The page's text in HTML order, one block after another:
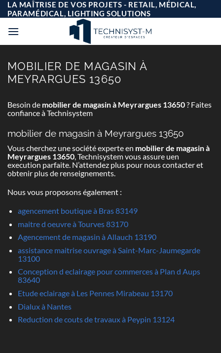
Passer
au
contenu
LA MAÎTRISE DE VOS PROJETS - RETAIL, MÉDICAL,
PARAMÉDICAL, LIGHTING SOLUTIONS
MOBILIER DE MAGASIN À
MEYRARGUES 13650
Besoin de mobilier de magasin à Meyrargues 13650? Faites
confiance à Technisystem
mobilier de magasin à Meyrargues 13650
Vous cherchez une société experte en mobilier de magasin à
Meyrargues 13650, Technisystem vous assure uen
execution parfaite. N’attendez plus pour nous contacter et
obtenir plus de renseignements.
Nous vous proposons également :
agencement boutique à Bras 83149
maitre d oeuvre à Tourves 83170
Agencement de magasin à Allauch 13190
assistance maitrise ouvrage à Saint-Marc-Jaumegarde
13100
Conception d eclairage pour commerces à Plan d Aups
83640
Etude eclairage à Les Pennes Mirabeau 13170
Dialux à Nantes
Reduction de couts de travaux à Peypin 13124